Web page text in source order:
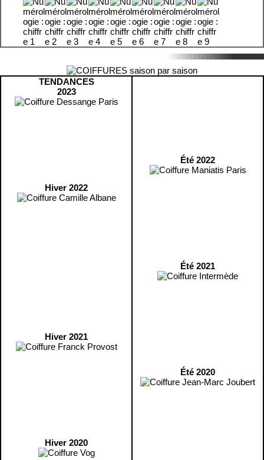
TENDANCES
2023
Hiver 2022
Hiver 2021
Hiver 2020
Été 2022
Été 2021
Été 2020